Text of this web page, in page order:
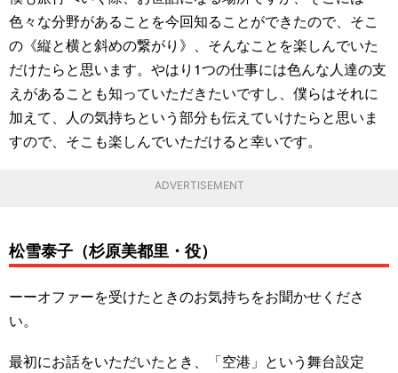
色々な分野があることを今回知ることができたので、そこ
の《縦と横と斜めの繋がり》、そんなことを楽しんでいた
だけたらと思います。やはり1つの仕事には色んな人達の支
えがあることも知っていただきたいですし、僕らはそれに
加えて、人の気持ちという部分も伝えていけたらと思いま
すので、そこも楽しんでいただけると幸いです。
ADVERTISEMENT
松雪泰子（杉原美都里・役）
ーーオファーを受けたときのお気持ちをお聞かせくださ
い。
最初にお話をいただいたとき、「空港」という舞台設定